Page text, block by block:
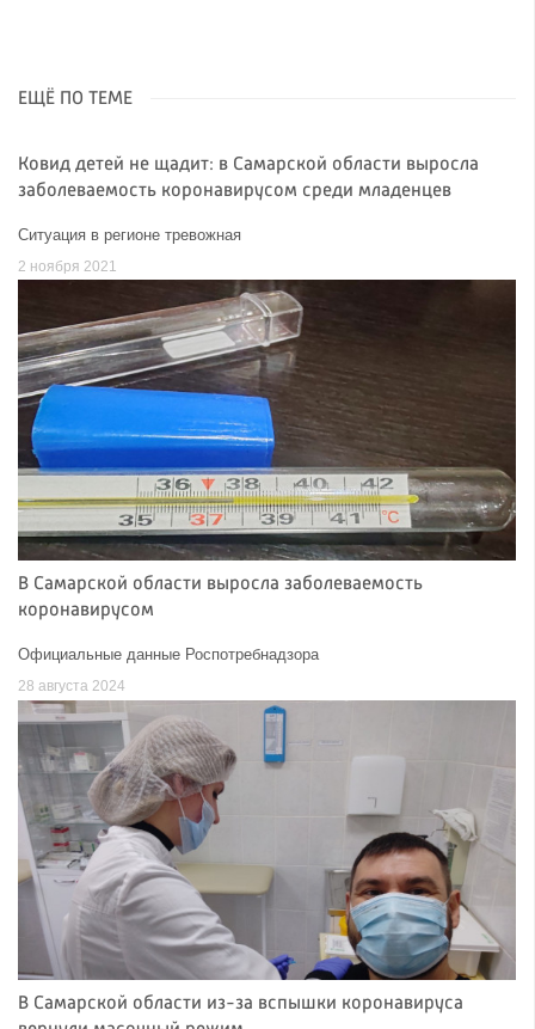
ЕЩЁ ПО ТЕМЕ
Ковид детей не щадит: в Самарской области выросла
заболеваемость коронавирусом среди младенцев
Ситуация в регионе тревожная
2 ноября 2021
В Самарской области выросла заболеваемость
коронавирусом
Официальные данные Роспотребнадзора
28 августа 2024
В Самарской области из-за вспышки коронавируса